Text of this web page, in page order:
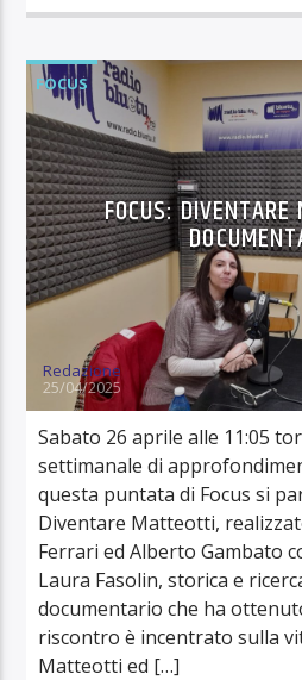
FOCUS
FOCUS:
Redazione
25/04/2025
Sabato 26 aprile alle 11:05
settimanale di
questa puntata di Focus si
Diventare Matteotti,
Ferrari ed Alberto Gambato
Laura Fasolin, storica e
documentario che ha
riscontro è incentrato sulla
Matteotti ed […]